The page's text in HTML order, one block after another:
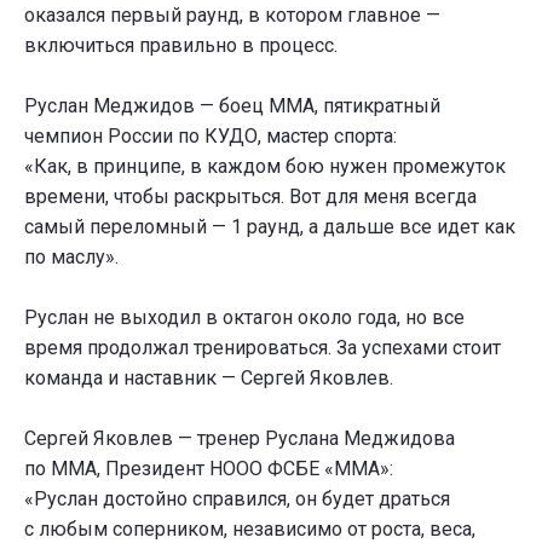
оказался первый раунд, в котором главное —
включиться правильно в процесс.
Руслан Меджидов — боец ММА, пятикратный
чемпион России по КУДО, мастер спорта:
«Как, в принципе, в каждом бою нужен промежуток
времени, чтобы раскрыться. Вот для меня всегда
самый переломный — 1 раунд, а дальше все идет как
по маслу».
Руслан не выходил в октагон около года, но все
время продолжал тренироваться. За успехами стоит
команда и наставник — Сергей Яковлев.
Сергей Яковлев — тренер Руслана Меджидова
по ММА, Президент НООО ФСБЕ «ММА»:
«Руслан достойно справился, он будет драться
с любым соперником, независимо от роста, веса,